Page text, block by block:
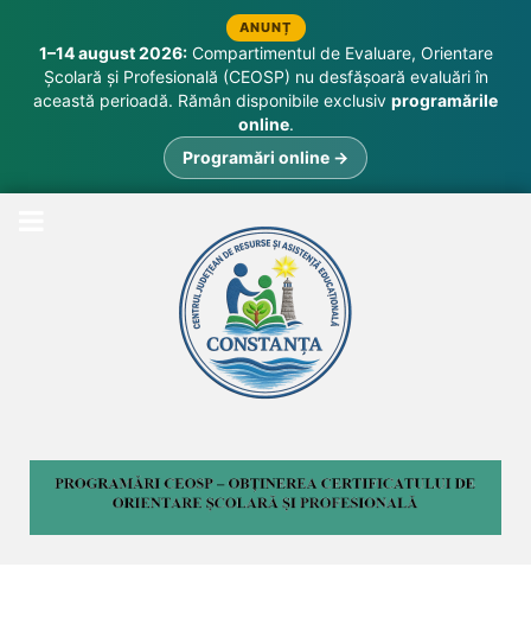
ANUNȚ
1–14 august 2026:Compartimentul de Evaluare, Orientare
Școlară și Profesională (CEOSP) nu desfășoară evaluări în
această perioadă. Rămân disponibile exclusiv programările
online.
Programări online →